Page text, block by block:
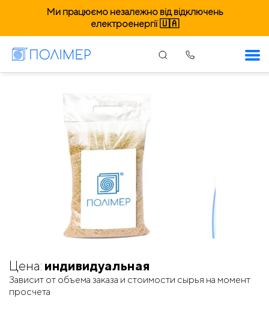
Ми працюємо незалежно від відключень
електроенергії 🇺🇦
Пакеты «банан» с пропайкой
Цена: индивидуальная
Зависит от объема заказа и стоимости сырья на момент
просчета